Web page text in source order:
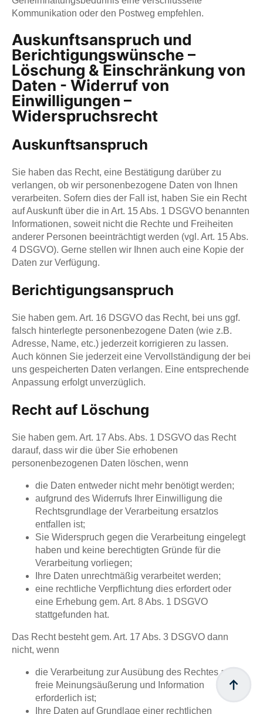
Kommunikation oder den Postweg empfehlen.
Auskunftsanspruch und
Berichtigungswünsche –
Löschung & Einschränkung von
Daten - Widerruf von
Einwilligungen –
Widerspruchsrecht
Auskunftsanspruch
Sie haben das Recht, eine Bestätigung darüber zu
verlangen, ob wir personenbezogene Daten von Ihnen
verarbeiten. Sofern dies der Fall ist, haben Sie ein Recht
auf Auskunft über die in Art. 15 Abs. 1 DSGVO benannten
Informationen, soweit nicht die Rechte und Freiheiten
anderer Personen beeinträchtigt werden (vgl. Art. 15 Abs.
4 DSGVO). Gerne stellen wir Ihnen auch eine Kopie der
Daten zur Verfügung.
Berichtigungsanspruch
Sie haben gem. Art. 16 DSGVO das Recht, bei uns ggf.
falsch hinterlegte personenbezogene Daten (wie z.B.
Adresse, Name, etc.) jederzeit korrigieren zu lassen.
Auch können Sie jederzeit eine Vervollständigung der bei
uns gespeicherten Daten verlangen. Eine entsprechende
Anpassung erfolgt unverzüglich.
Recht auf Löschung
Sie haben gem. Art. 17 Abs. Abs. 1 DSGVO das Recht
darauf, dass wir die über Sie erhobenen
personenbezogenen Daten löschen, wenn
die Daten entweder nicht mehr benötigt werden;
aufgrund des Widerrufs Ihrer Einwilligung die
Rechtsgrundlage der Verarbeitung ersatzlos
entfallen ist;
Sie Widerspruch gegen die Verarbeitung eingelegt
haben und keine berechtigten Gründe für die
Verarbeitung vorliegen;
Ihre Daten unrechtmäßig verarbeitet werden;
eine rechtliche Verpflichtung dies erfordert oder
eine Erhebung gem. Art. 8 Abs. 1 DSGVO
stattgefunden hat.
Das Recht besteht gem. Art. 17 Abs. 3 DSGVO dann
nicht, wenn
die Verarbeitung zur Ausübung des Rechtes auf
freie Meinungsäußerung und Information
erforderlich ist;
Ihre Daten auf Grundlage einer rechtlichen